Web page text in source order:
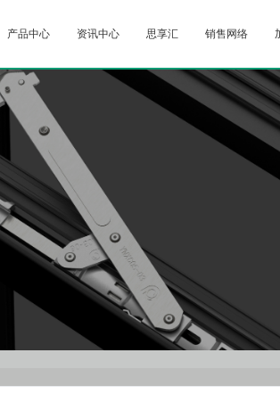
产品中心 资讯中心 思享汇 销售网络